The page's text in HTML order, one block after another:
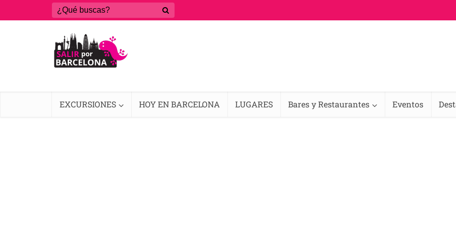
EXCURSIONES HOY EN BARCELONA LUGARES Bares y Restaurantes Eventos